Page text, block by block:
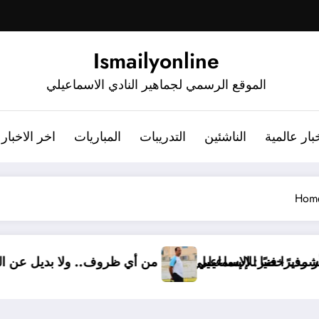
Ismailyonline
الموقع الرسمي لجماهير النادي الاسماعيلي
اخر الاخبار المباريات التدريبات الناشئين عالمية
أشرف خضر: الإسماعيلي أقوى من أي
أشرف خضر مديرًا فنيًا للإسماعيلي